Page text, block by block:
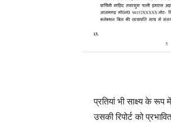
प्रतियां भी साक्ष्य के रूप
उसकी रिपोर्ट को